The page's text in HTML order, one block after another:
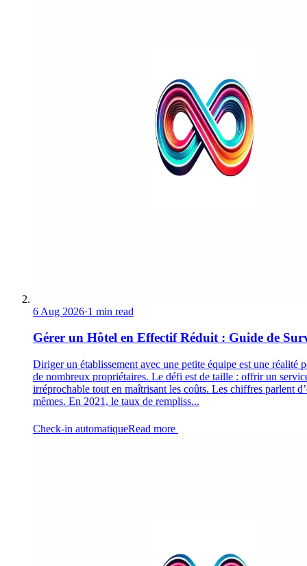
6 Aug 2026·1 min read
Gérer un Hôtel en Effectif Réduit : Guide de
Diriger un établissement avec une petite équipe est une réalité
de nombreux propriétaires. Le défi est de taille : offrir un
irréprochable tout en maîtrisant les coûts. Les chiffres parlent
mêmes. En 2021, le taux de rempliss...
Check-in automatiqueRead more